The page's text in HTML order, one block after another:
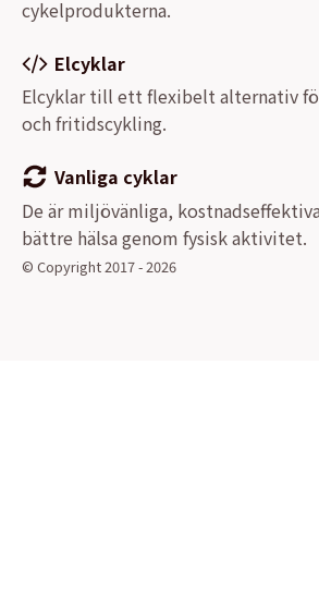
cykelprodukterna.
Elcyklar
Elcyklar till ett flexibelt alternativ
och fritidscykling.
Vanliga cyklar
De är miljövänliga,
bättre hälsa genom fysisk aktivitet.
© Copyright 2017 - 2026